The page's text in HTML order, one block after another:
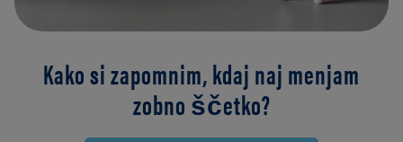
Kako si zapomnim, kdaj naj menjam
zobno ščetko?